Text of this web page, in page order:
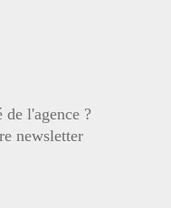
l'agence ?
newsletter